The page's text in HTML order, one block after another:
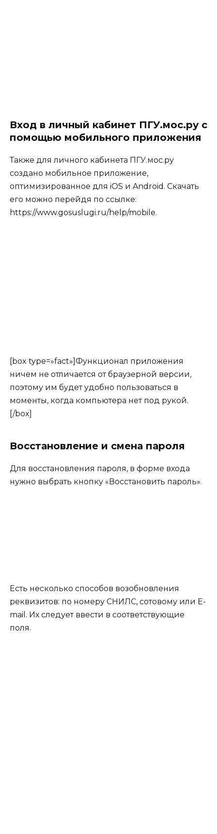
Вход в личный кабинет ПГУ.мос.ру с
помощью мобильного приложения
Также для личного кабинета ПГУ.мос.ру
создано мобильное приложение,
оптимизированное для iOS и Android. Скачать
его можно перейдя по ссылке:
https://www.gosuslugi.ru/help/mobile.
[box type=»fact»]Функционал приложения
ничем не отличается от браузерной версии,
поэтому им будет удобно пользоваться в
моменты, когда компьютера нет под рукой.
[/box]
Восстановление и смена пароля
Для восстановления пароля, в форме входа
нужно выбрать кнопку «Восстановить пароль».
Есть несколько способов возобновления
реквизитов: по номеру СНИЛС, сотовому или E-
mail. Их следует ввести в соответствующие
поля.